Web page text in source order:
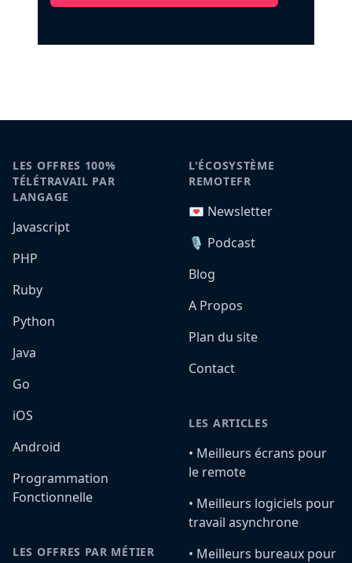
LES OFFRES 100%
TÉLÉTRAVAIL PAR
LANGAGE
Javascript
PHP
Ruby
Python
Java
Go
iOS
Android
Programmation
Fonctionnelle
LES OFFRES PAR MÉTIER
L'ÉCOSYSTÈME
REMOTEFR
💌 Newsletter
🎙️ Podcast
Blog
A Propos
Plan du site
Contact
LES ARTICLES
•️ Meilleurs écrans pour
le remote
•️ Meilleurs logiciels pour
travail asynchrone
•️ Meilleurs bureaux pour